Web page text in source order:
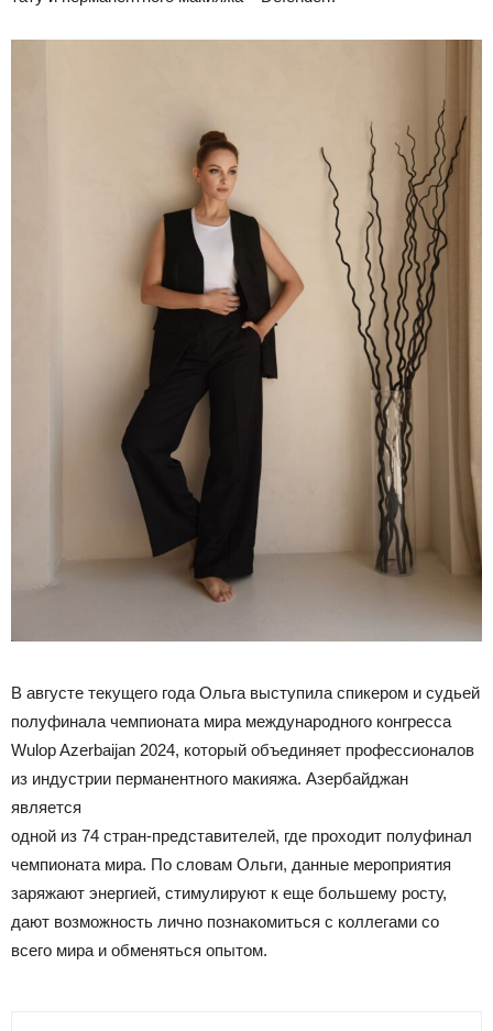
В августе текущего года Ольга выступила спикером и судьей
полуфинала чемпионата мира международного конгресса
Wulop Azerbaijan 2024, который объединяет профессионалов
из индустрии перманентного макияжа. Азербайджан
является
одной из 74 стран-представителей, где проходит полуфинал
чемпионата мира. По словам Ольги, данные мероприятия
заряжают энергией, стимулируют к еще большему росту,
дают возможность лично познакомиться с коллегами со
всего мира и обменяться опытом.